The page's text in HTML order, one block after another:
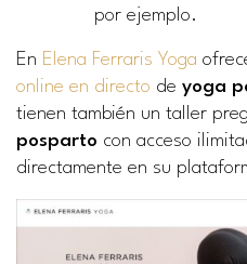
por ejemplo.
En Elena Ferraris Yoga
online en directo de yoga
tienen también un taller
posparto con acceso
directamente en su